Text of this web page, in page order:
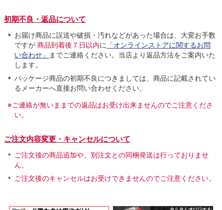
初期不良・返品について
お届け商品に誤送や破損・汚れなどがあった場合は、大変お手数
ですが 商品到着後７日以内に 「オンラインストアに関するお問
い合わせ」
までご連絡ください。当店より返品方法をご案内いた
します。
パッケージ商品の初期不良につきましては、商品に記載されてい
るメーカーへ直接お問い合わせください。
※ご連絡が無いままでの返品はお受け出来ませんのでご注意くださ
い。
ご注文内容変更・キャンセルについて
ご注文後の商品追加や、別注文との同梱発送は行っておりませ
ん。
ご注文後のキャンセルはお受けできませんのでご注意ください。